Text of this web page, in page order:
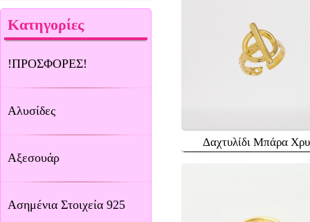
Κατηγορίες
!ΠΡΟΣΦΟΡΕΣ!
Αλυσίδες
Αξεσουάρ
Ασημένια Στοιχεία 925
Δαχτυλίδι Μπάρα